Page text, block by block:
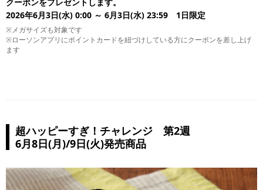
2026年6月3日(水) 0:00 ～ 6月3日(水) 23:59 1日限定
※メガサイズも対象です
※ローソンアプリにポイントカードを紐づけしている方にクーポンを差し上げ
ます
超ハッピーすぎ！チャレンジ 第2週
6月8日(月)/9日(火)発売商品